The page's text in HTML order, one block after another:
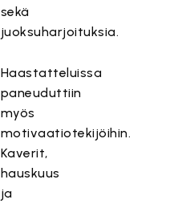
sekä
juoksuharjoituksia.
Haastatteluissa
paneuduttiin
myös
motivaatiotekijöihin.
Kaverit,
hauskuus
ja